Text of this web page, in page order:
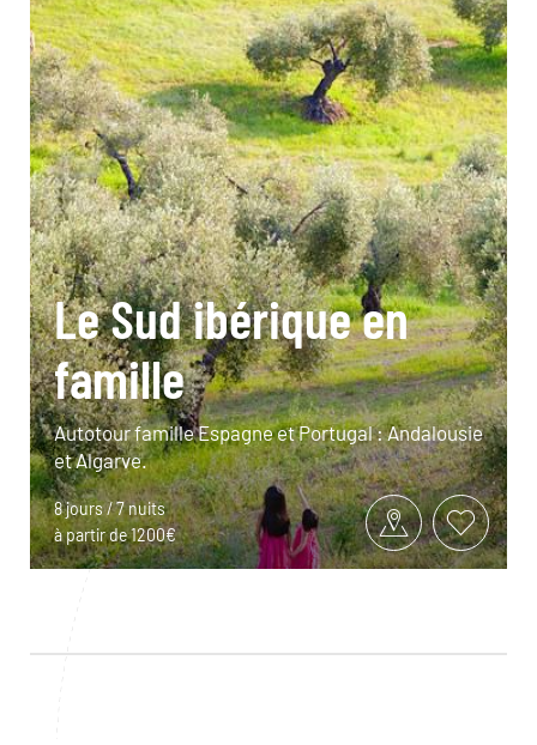
Le Sud ibérique en
famille
Autotour famille Espagne et Portugal : Andalousie
et Algarve.
8 jours / 7 nuits
à partir de 1200€